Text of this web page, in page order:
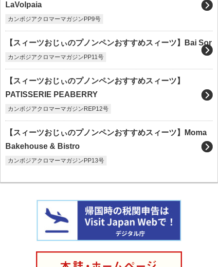
LaVolpaia
カンボジアクロマーマガジンPP9号
【スィーツおじぃのプノンペンおすすめスィーツ】Bai Sor
カンボジアクロマーマガジンPP11号
【スィーツおじぃのプノンペンおすすめスィーツ】
PATISSERIE PEABERRY
カンボジアクロマーマガジンREP12号
【スィーツおじぃのプノンペンおすすめスィーツ】Moma
Bakehouse & Bistro
カンボジアクロマーマガジンPP13号